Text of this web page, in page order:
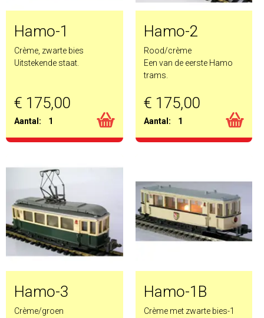
Hamo-1
Crème, zwarte bies
Uitstekende staat.
€ 175,00
Aantal: 1
Hamo-2
Rood/crème
Een van de eerste Hamo
trams.
€ 175,00
Aantal: 1
Hamo-3
Crème/groen
Hamo-1B
Crème met zwarte bies-1